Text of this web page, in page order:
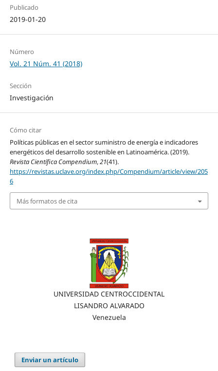
Publicado
2019-01-20
Número
Vol. 21 Núm. 41 (2018)
Sección
Investigación
Cómo citar
Políticas públicas en el sector suministro de energía e indicadores
energéticos del desarrollo sostenible en Latinoamérica. (2019).
Revista Científica Compendium,21(41).
https://revistas.uclave.org/index.php/Compendium/article/view/205
6
Más formatos de cita
UNIVERSIDAD CENTROCCIDENTAL
LISANDRO ALVARADO
Venezuela
Enviar un artículo